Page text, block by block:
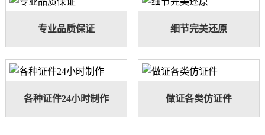
专业品质保证 细节完美还原
各种证件24小时制作 做证各类仿证件